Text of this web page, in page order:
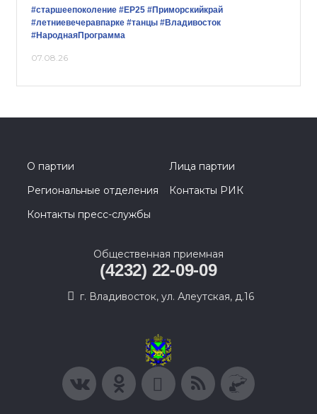
#старшеепоколение #ЕР25 #Приморскийкрай
#летниевечеравпарке #танцы #Владивосток
#НароднаяПрограмма
07.08.26
О партии
Лица партии
Региональные отделения
Контакты РИК
Контакты пресс-службы
Общественная приемная
(4232) 22-09-09
г. Владивосток, ул. Алеутская, д.16